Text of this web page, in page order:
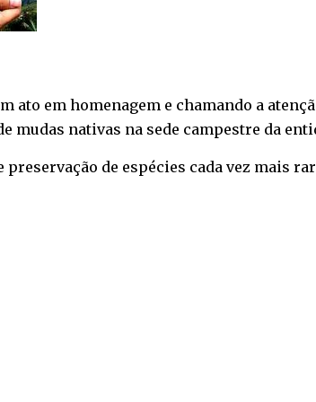
ato em homenagem e chamando a
mudas nativas na sede campestre da
de espécies cada vez mais